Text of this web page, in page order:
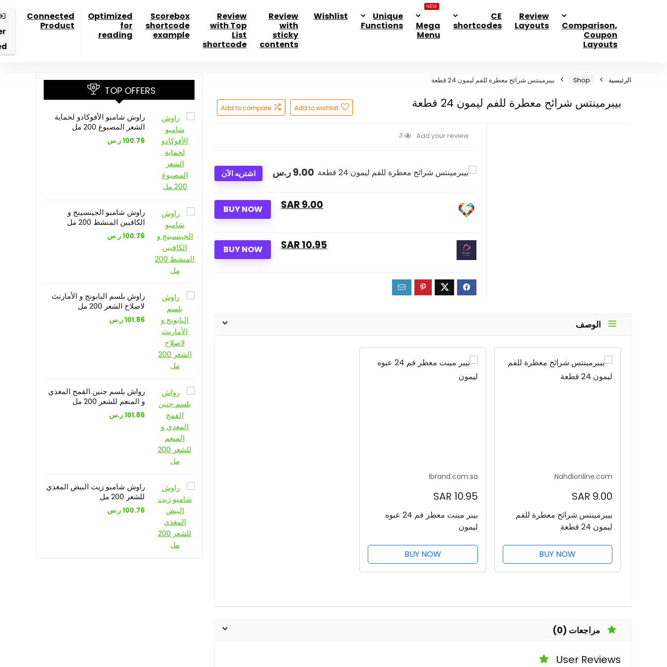
Comparison,
Coupon
Layouts
Review
Layouts
CE
shortcodes
Mega
Menu
NEW
Unique
Functions
Wishlist
Review
with
sticky
contents
Review
with Top
List
shortcode
Scorebox
shortcode
example
Optimized
for
reading
Connected
Product
الرئيسية Shop بيبرمينتس شرائح معطرة للفم ليمون 24 قطعة
بيبرمينتس شرائح معطرة للفم ليمون 24 قطعة Add to wishlist
Add to compare
Add your review
3
اشتريه الآن 9.00ر.س
BUY NOW 9.00 SAR
BUY NOW 10.95 SAR
الوصف
Nahdionline.com
9.00 SAR
بيبرمينتس شرائح معطرة للفم
ليمون 24 قطعة
BUY NOW
Ibrand.com.sa
10.95 SAR
بيبر مينت معطر فم 24 عبوه
ليمون
BUY NOW
مراجعات (0)
User Reviews
TOP OFFERS
راوش شامبو الأفوكادو لحماية
الشعر المصبوغ 200 مل
100.76ر.س
راوش شامبو الجينسينج و
الكافيين المنشط 200 مل
100.76ر.س
راوش بلسم البابونج و الأمارنث
لاصلاح الشعر 200 مل
101.86ر.س
رواش بلسم جنين القمح المغذي
و المنعم للشعر 200 مل
101.86ر.س
راوش شامبو زيت البيض المغذي
للشعر 200 مل
100.76ر.س